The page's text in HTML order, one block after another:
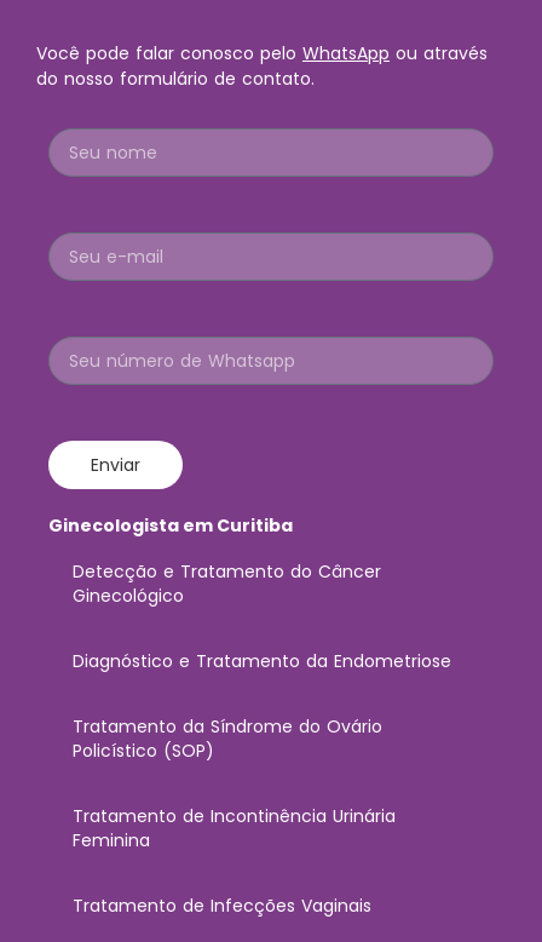
Você pode falar conosco pelo WhatsApp ou através
do nosso formulário de contato.
Enviar
Ginecologista em Curitiba
Detecção e Tratamento do Câncer
Ginecológico
Diagnóstico e Tratamento da Endometriose
Tratamento da Síndrome do Ovário
Policístico (SOP)
Tratamento de Incontinência Urinária
Feminina
Tratamento de Infecções Vaginais